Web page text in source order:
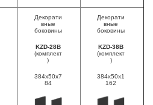
Декорати
вные
боковины
KZD-28B
(комплект
)
384х50х7
84
Декорати
вные
боковины
KZD-38B
(комплект
)
384х50х1
162